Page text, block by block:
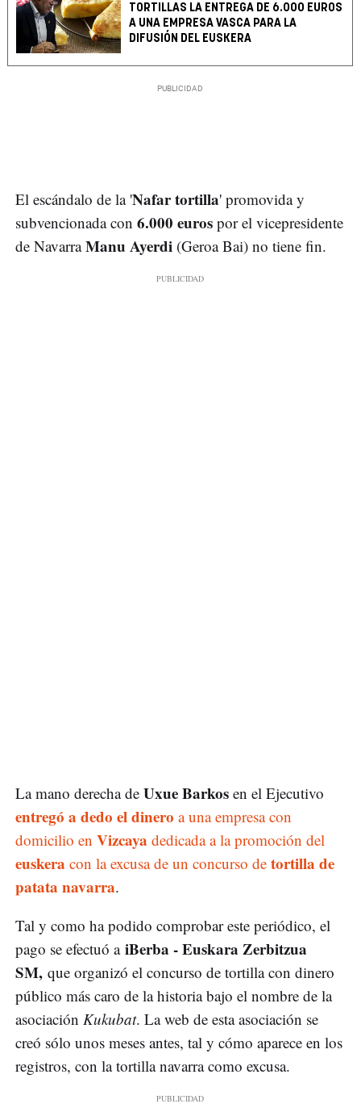
TORTILLAS LA ENTREGA DE 6.000 EUROS
A UNA EMPRESA VASCA PARA LA
DIFUSIÓN DEL EUSKERA
El escándalo de la 'Nafar tortilla' promovida y
subvencionada con 6.000 euros por el vicepresidente
de NavarraManu Ayerdi (Geroa Bai) no tiene fin.
La mano derecha de Uxue Barkos en el Ejecutivo
entregó a dedo el dinero a una empresa con
domicilio en Vizcaya dedicada a la promoción del
euskera con la excusa de un concurso de tortilla de
patata navarra.
Tal y como ha podido comprobar este periódico, el
pago se efectuó a iBerba - Euskara Zerbitzua
SM, que organizó el concurso de tortilla con dinero
público más caro de la historia bajo el nombre de la
asociación Kukubat. La web de esta asociación se
creó sólo unos meses antes, tal y cómo aparece en los
registros, con la tortilla navarra como excusa.